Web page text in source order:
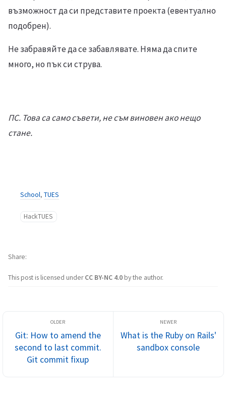
възможност да си представите проекта (евентуално
подобрен).
Не забравяйте да се забавлявате. Няма да спите
много, но пък си струва.
ПС. Това са само съвети, не съм виновен ако нещо
стане.
School, TUES
HackTUES
This post is licensed underCC BY-NC 4.0by the author.
Share
Git: How to amend the
second to last commit.
Git commit fixup
What is the Ruby on Rails'
sandbox console